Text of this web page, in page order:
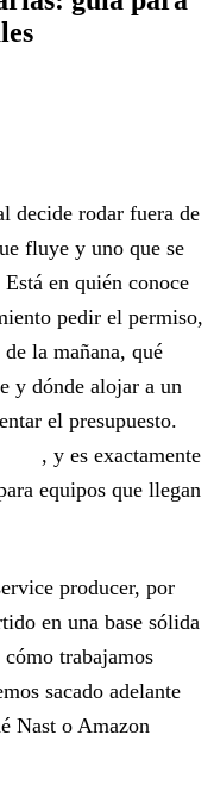
decide rodar fuera de
fluye y uno que se
en quién conoce
pedir el permiso,
la mañana, qué
y dónde alojar a un
el presupuesto.
, y es exactamente
equipos que llegan
producer, por
en una base sólida
trabajamos
sacado adelante
Nast o Amazon